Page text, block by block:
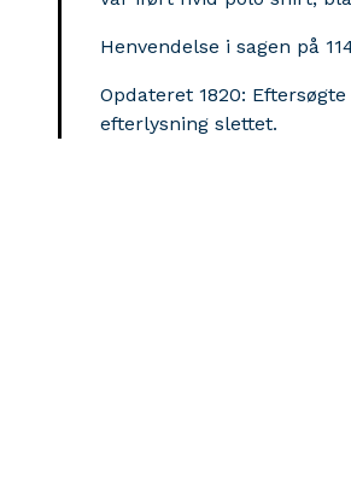
Henvendelse i sagen på
Opdateret 1820:
efterlysning slettet.